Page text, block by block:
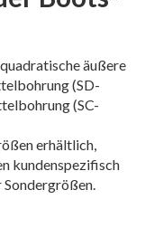
äußere
(SD-
(SC-
erhältlich,
kundenspezifisch